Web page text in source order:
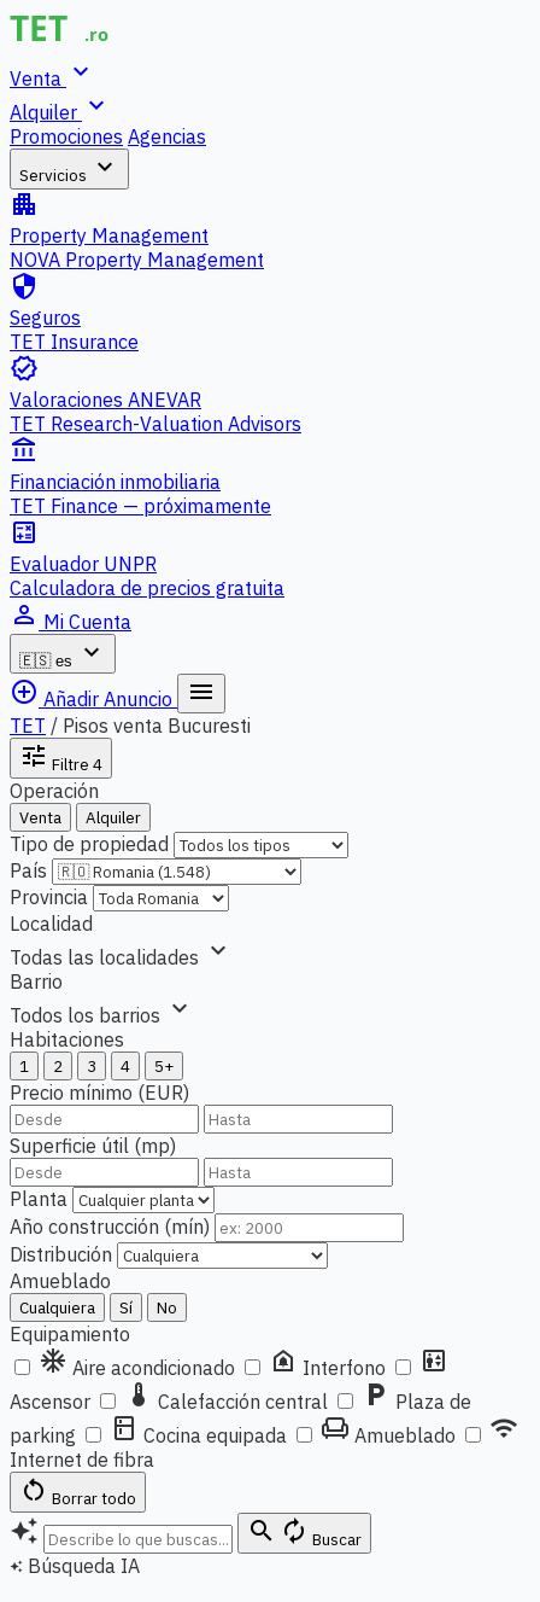
Venta expand_more
Alquiler expand_more
Promociones Agencias
Servicios expand_more
apartment
Property Management
NOVA Property Management
security
Seguros
TET Insurance
verified
Valoraciones ANEVAR
TET Research-Valuation Advisors
account_balance
Financiación inmobiliaria
TET Finance — próximamente
calculate
Evaluador UNPR
Calculadora de precios gratuita
person_outline Mi Cuenta
🇪🇸 es
expand_more
add_circle_outline Añadir Anuncio menu
TET / Pisos venta Bucuresti
tune Filtre 4
Operación
Venta Alquiler
Tipo de propiedad
País
Provincia
Localidad
Todas las localidades expand_more
Barrio
Todos los barrios expand_more
Habitaciones
1 2 3 4 5+
Precio mínimo (EUR)
Superficie útil (mp)
Planta
Año construcción (mín)
Distribución
Amueblado
Cualquiera Sí No
Equipamiento
ac_unit Aire acondicionado doorbell Interfono elevator
Ascensor thermostat Calefacción central local_parking Plaza de
parking
kitchen Cocina equipada chair Amueblado wifi
Internet de fibra
restart_alt Borrar todo
auto_awesome search autorenew Buscar
auto_awesome Búsqueda IA